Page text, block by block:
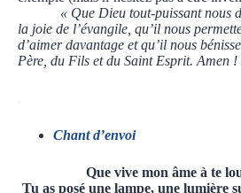
« Que Dieu tout-puissant nous
la joie de l’évangile, qu’il nous
d’aimer davantage et qu’il nous
Père, du Fils et du Saint Esprit. Amen
Chant d’envoi
Que vive mon âme à te
Tu as posé une lampe, une lumière